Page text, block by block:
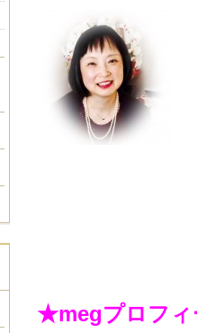
★megプロフ